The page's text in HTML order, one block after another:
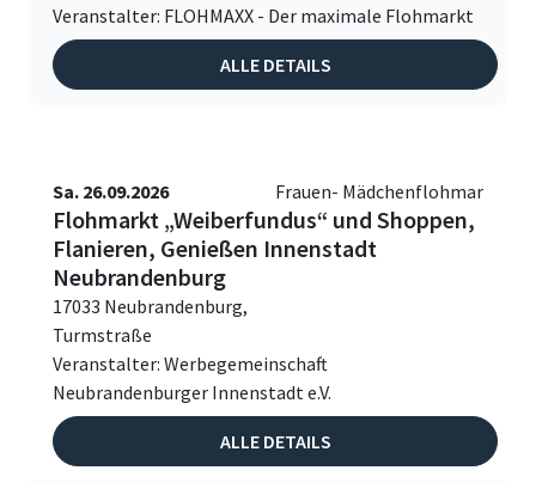
Veranstalter: FLOHMAXX - Der maximale Flohmarkt
ALLE DETAILS
Sa. 26.09.2026 Frauen- Mädchenflohmar
Flohmarkt „Weiberfundus“ und Shoppen,
Flanieren, Genießen Innenstadt
Neubrandenburg
17033 Neubrandenburg,
Turmstraße
Veranstalter: Werbegemeinschaft
Neubrandenburger Innenstadt e.V.
ALLE DETAILS